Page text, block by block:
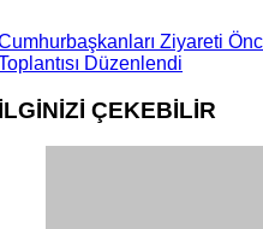
Ziyareti
Düzenlendi
ÇEKEBİLİR